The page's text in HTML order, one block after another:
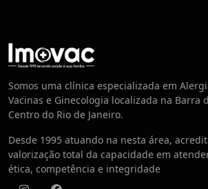
Centro de Vacinação
Somos uma clínica especializada em
Vacinas e Ginecologia localizada na Barra
Centro do Rio de Janeiro.
Desde 1995 atuando na nesta área,
valorização total da capacidade em
ética, competência e integridade